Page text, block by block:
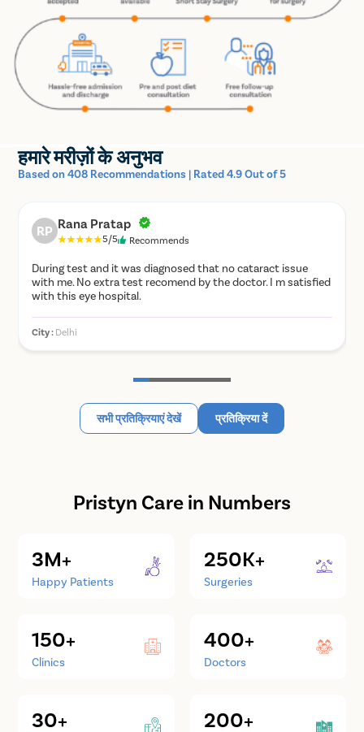
हमारे मरीज़ों के अनुभव
Based on 408 Recommendations | Rated 4.9 Out of 5
RP Rana Pratap
5/5 Recommends
During test and it was diagnosed that no cataract issue
with me. No extra test recomend by the doctor. I m satisfied
with this eye hospital.
City : Delhi
सभी प्रतिक्रियाएं देखें प्रतिक्रिया दें
Pristyn Care in Numbers
3M+
Happy Patients
150+
Clinics
30+
250K+
Surgeries
400+
Doctors
200+